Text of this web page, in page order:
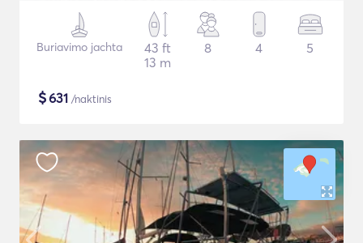
Buriavimo jachta
43 ft
13 m
8 4 5
$631 /naktinis